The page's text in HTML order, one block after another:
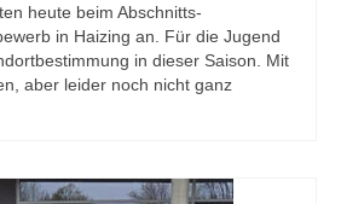
heute beim Abschnitts-
in Haizing an. Für die Jugend
in dieser Saison. Mit
aber leider noch nicht ganz